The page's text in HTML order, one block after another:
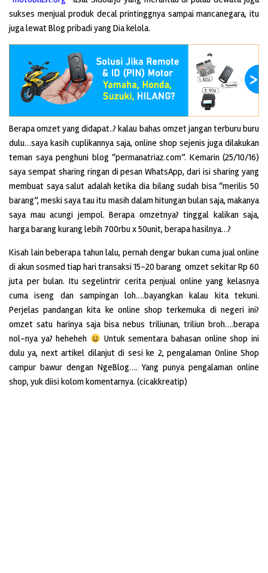
sukses menjual produk decal printinggnya sampai mancanegara, itu
juga lewat Blog pribadi yang Dia kelola.
Berapa omzet yang didapat..? kalau bahas omzet jangan terburu buru
dulu…saya kasih cuplikannya saja, online shop sejenis juga dilakukan
teman saya penghuni blog “permanatriaz.com”. Kemarin (25/10/16)
saya sempat sharing ringan di pesan WhatsApp, dari isi sharing yang
membuat saya salut adalah ketika dia bilang sudah bisa “merilis 50
barang”, meski saya tau itu masih dalam hitungan bulan saja, makanya
saya mau acungi jempol. Berapa omzetnya? tinggal kalikan saja,
harga barang kurang lebih 700rbu x 50unit, berapa hasilnya…?
Kisah lain beberapa tahun lalu, pernah dengar bukan cuma jual online
di akun sosmed tiap hari transaksi 15-20 barang omzet sekitar Rp 60
juta per bulan. Itu segelintrir cerita penjual online yang kelasnya
cuma iseng dan sampingan loh….bayangkan kalau kita tekuni.
Perjelas pandangan kita ke online shop terkemuka di negeri ini?
omzet satu harinya saja bisa nebus triliunan, triliun broh….berapa
nol-nya ya? heheheh
Untuk sementara bahasan online shop ini
dulu ya, next artikel dilanjut di sesi ke 2, pengalaman Online Shop
campur bawur dengan NgeBlog…. Yang punya pengalaman online
shop, yuk diisi kolom komentarnya. (cicakkreatip)